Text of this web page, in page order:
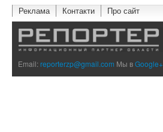
Реклама Контакти Про сайт
Email:reporterzp@gmail.com Мы вGoogle+